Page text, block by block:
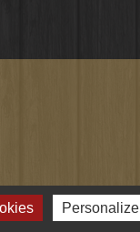
Personalize